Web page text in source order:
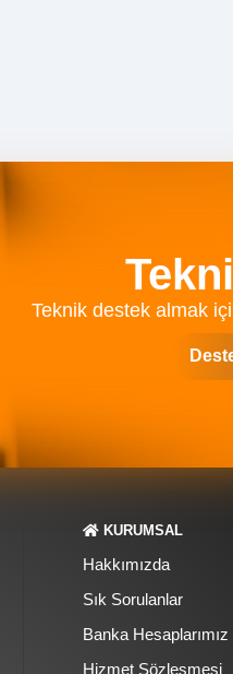
Teknik destek almak
KURUMSAL
Hakkımızda
Sık Sorulanlar
Banka Hesaplarımız
Hizmet Sözleşmesi